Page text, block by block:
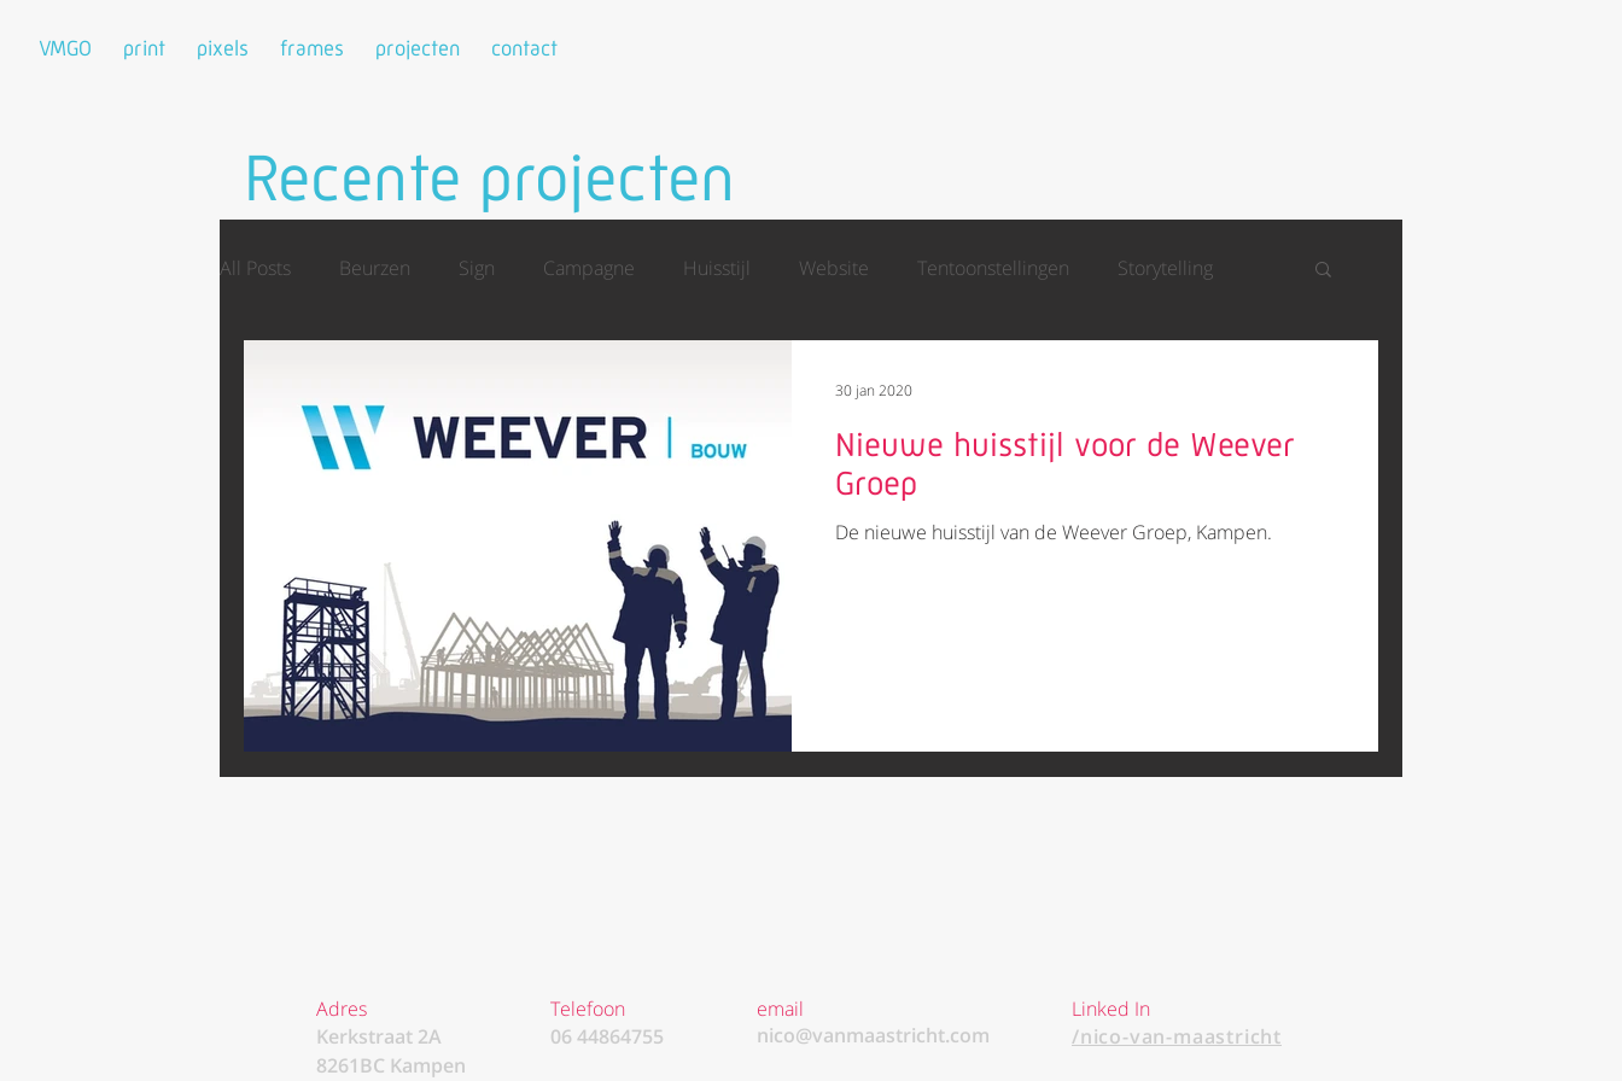
VMGO print pixels frames projecten contact
Recente projecten
All Posts Beurzen Sign Campagne Huisstijl Website Tentoonstellingen Storytelling
Nieuwe huisstijl voor de Weever
Groep
De nieuwe huisstijl van de Weever Groep, Kampen.
30 jan 2020
Adres
Kerkstraat 2A
8261BC Kampen
Telefoon
06 44864755
email
nico@vanmaastricht.com
Linked In
/nico-van-maastricht